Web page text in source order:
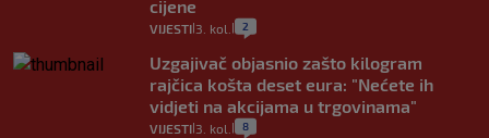
cijene
VIJESTI 3. kol. 2
Uzgajivač objasnio zašto kilogram
rajčica košta deset eura: "Nećete ih
vidjeti na akcijama u trgovinama"
VIJESTI 3. kol. 8